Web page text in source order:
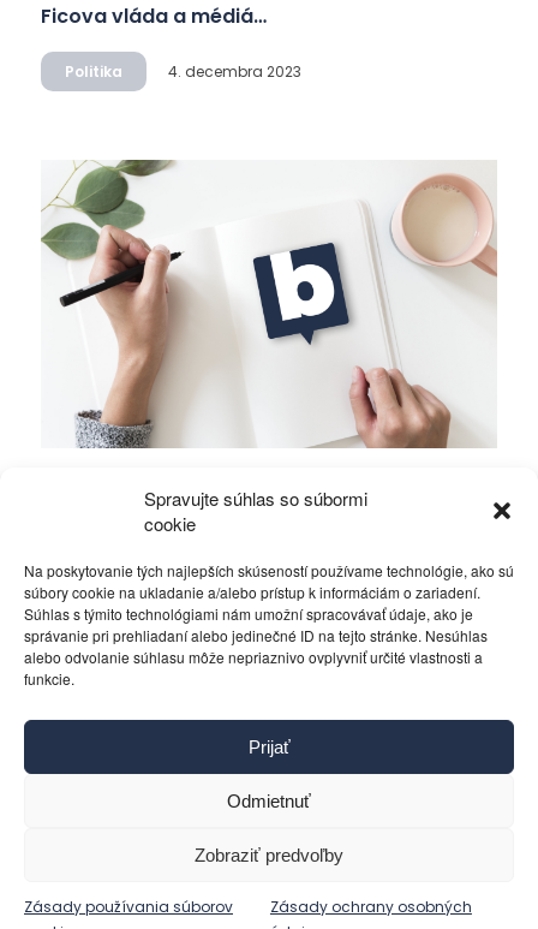
Spravujte súhlas so súbormi
cookie
Na poskytovanie tých najlepších skúseností používame technológie, ako sú
súbory cookie na ukladanie a/alebo prístup k informáciám o zariadení.
Súhlas s týmito technológiami nám umožní spracovávať údaje, ako je
správanie pri prehliadaní alebo jedinečné ID na tejto stránke. Nesúhlas
alebo odvolanie súhlasu môže nepriaznivo ovplyvniť určité vlastnosti a
funkcie.
Prijať
Odmietnuť
Zobraziť predvoľby
Zásady používania súborov
Zásady ochrany osobných
Ficova vláda a médiá…
Politika 4. decembra 2023
Gerasimovom?
Politika 4. decembra 2023
Kontakt
Pravidlá používania
Reklama
Cookies
Ochrana osobných údajov